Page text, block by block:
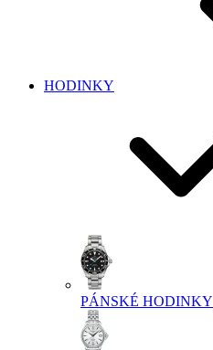
HODINKY
PÁNSKÉ HODINKY